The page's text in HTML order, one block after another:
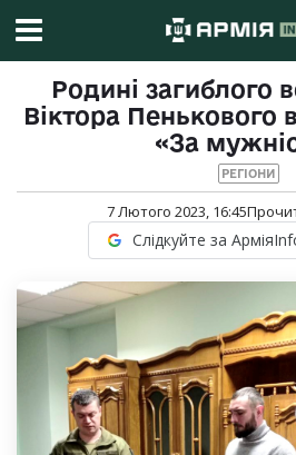
Родині загиблого
Віктора Пенькового
«За
РЕГІОНИ
7 Лютого 2023, 16:45
Слідкуйте за